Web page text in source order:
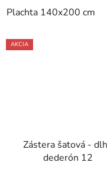
Plachta 140x200 cm
AKCIA
Zástera šatová -
dederón 12